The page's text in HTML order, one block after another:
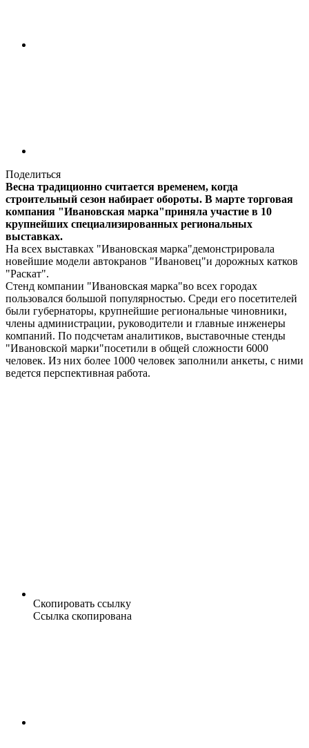
Поделиться
Весна традиционно считается временем, когда
строительный сезон набирает обороты. В марте торговая
компания "Ивановская марка"приняла участие в 10
крупнейших специализированных региональных
выставках.
На всех выставках "Ивановская марка"демонстрировала
новейшие модели автокранов "Ивановец"и дорожных катков
"Раскат".
Стенд компании "Ивановская марка"во всех городах
пользовался большой популярностью. Среди его посетителей
были губернаторы, крупнейшие региональные чиновники,
члены администрации, руководители и главные инженеры
компаний. По подсчетам аналитиков, выставочные стенды
"Ивановской марки"посетили в общей сложности 6000
человек. Из них более 1000 человек заполнили анкеты, с ними
ведется перспективная работа.
Скопировать ссылку
Ссылка скопирована